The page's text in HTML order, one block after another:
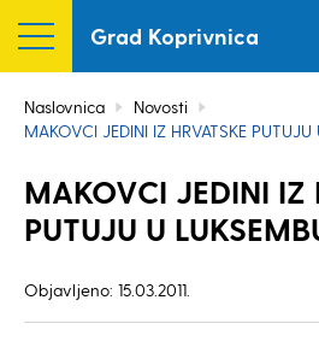
Grad Koprivnica
Naslovnica
Novosti
MAKOVCI JEDINI IZ HRVATSKE PUTUJU
MAKOVCI JEDINI IZ
PUTUJU U
Objavljeno: 15.03.2011.